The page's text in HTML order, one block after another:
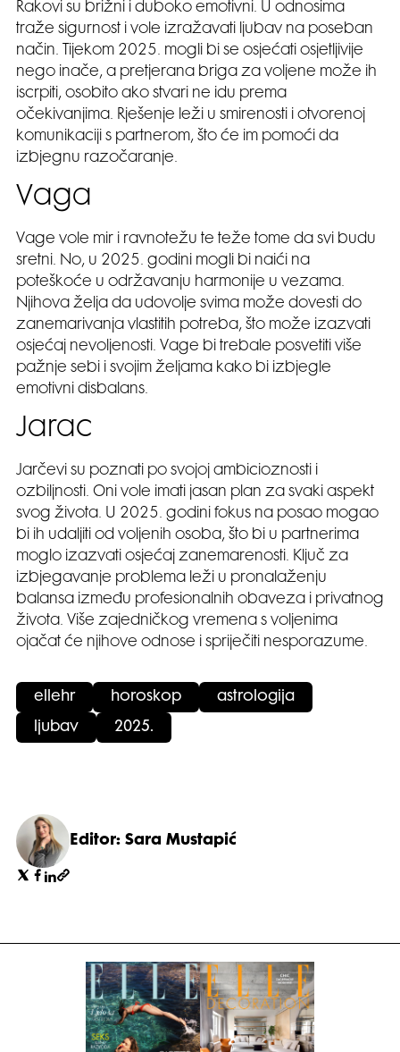
Rakovi su brižni i duboko emotivni. U odnosima
traže sigurnost i vole izražavati ljubav na poseban
način. Tijekom 2025. mogli bi se osjećati osjetljivije
nego inače, a pretjerana briga za voljene može ih
iscrpiti, osobito ako stvari ne idu prema
očekivanjima. Rješenje leži u smirenosti i otvorenoj
komunikaciji s partnerom, što će im pomoći da
izbjegnu razočaranje.
Vaga
Vage vole mir i ravnotežu te teže tome da svi budu
sretni. No, u 2025. godini mogli bi naići na
poteškoće u održavanju harmonije u vezama.
Njihova želja da udovolje svima može dovesti do
zanemarivanja vlastitih potreba, što može izazvati
osjećaj nevoljenosti. Vage bi trebale posvetiti više
pažnje sebi i svojim željama kako bi izbjegle
emotivni disbalans.
Jarac
Jarčevi su poznati po svojoj ambicioznosti i
ozbiljnosti. Oni vole imati jasan plan za svaki aspekt
svog života. U 2025. godini fokus na posao mogao
bi ih udaljiti od voljenih osoba, što bi u partnerima
moglo izazvati osjećaj zanemarenosti. Ključ za
izbjegavanje problema leži u pronalaženju
balansa između profesionalnih obaveza i privatnog
života. Više zajedničkog vremena s voljenima
ojačat će njihove odnose i spriječiti nesporazume.
ellehr horoskop astrologija
ljubav 2025.
Editor: Sara Mustapić